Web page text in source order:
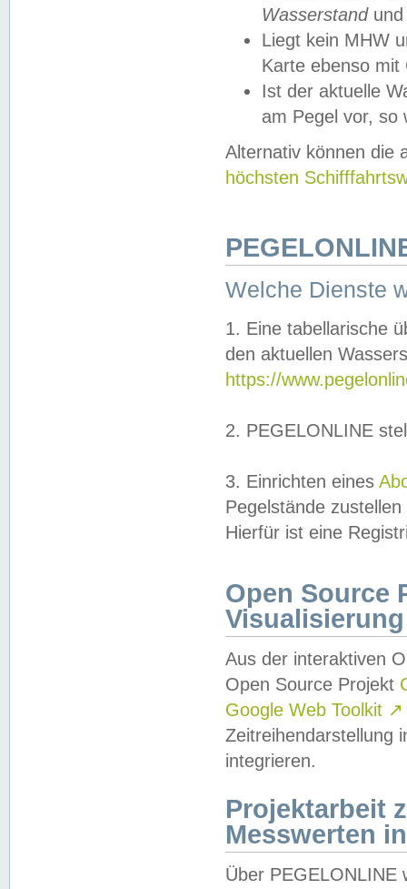
Wasserstandund
Liegt kein MHW
Karte ebenso mit
Ist der aktuelle
am Pegel vor,
Alternativ können die
höchsten
Welche Dienste
1. Eine tabellarische
den aktuellen
https://
2. PEGELONLINE
3. Einrichten eines
Pegelstände
Hierfür ist eine
Open Source
Visualisierung
Aus der interaktiven
Open Source Projekt
Google Web Toolkit ↗
Zeitreihendarstellung
integrieren.
Projektarbeit
Messwerten
Über PEGELONLINE